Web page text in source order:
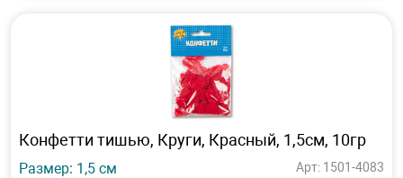
Конфетти тишью, Круги, Красный, 1,5см, 10гр
Размер: 1,5 см
Арт: 1501-4083